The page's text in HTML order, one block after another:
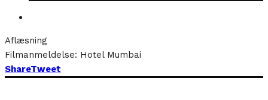
Aflæsning
Filmanmeldelse: Hotel Mumbai
ShareTweet